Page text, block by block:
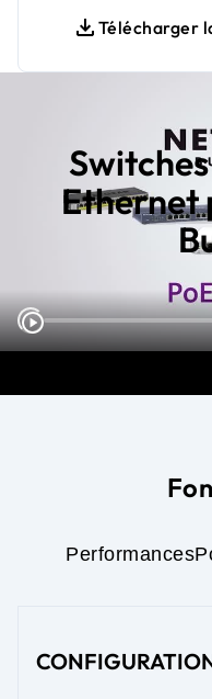
partir
Télécharger
Ethernet
Performances